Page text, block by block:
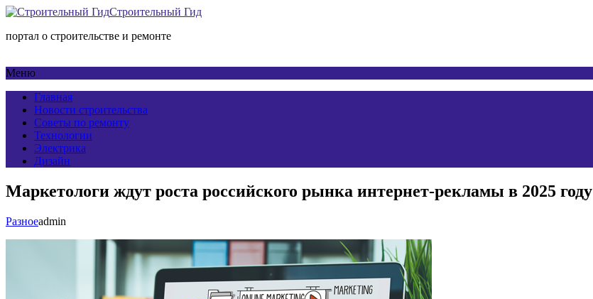
Строительный Гид
портал о строительстве и ремонте
Меню
Главная
Новости строительства
Советы по ремонту
Технологии
Электрика
Дизайн
Маркетологи ждут роста российского рынка интернет-рекламы в 2025 году
Разноеadmin